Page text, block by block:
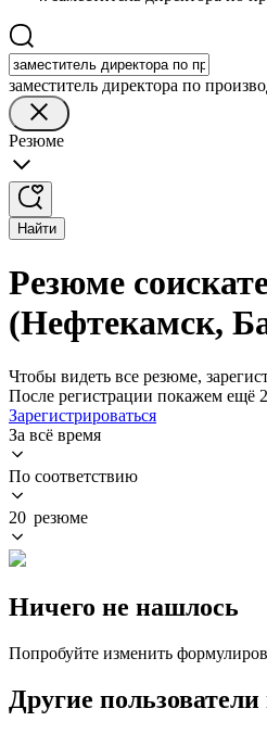
заместитель директора по
Резюме
Найти
Резюме
(Нефтекамск,
Чтобы видеть все резюме,
После регистрации покажем ещё
Зарегистрироваться
За всё время
По соответствию
20 резюме
Ничего не нашлось
Попробуйте изменить
Другие